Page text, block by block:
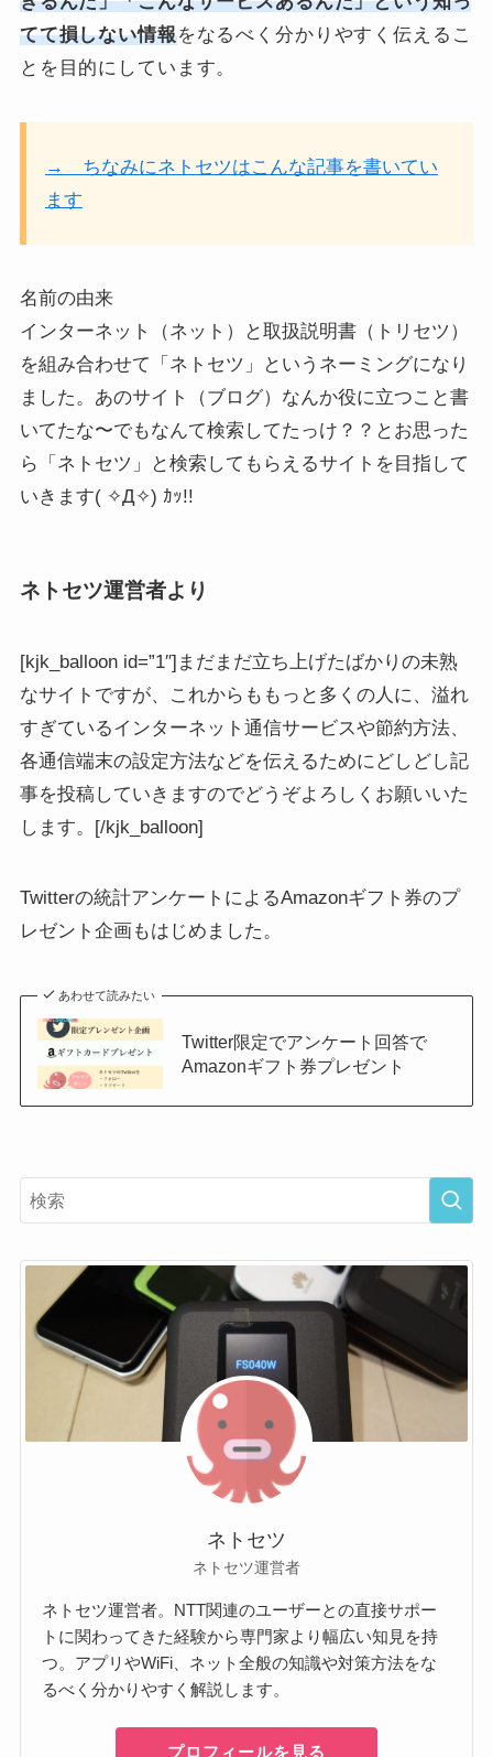
てて損しない情報をなるべく分かりやすく伝えるこ
とを目的にしています。
→ ちなみにネトセツはこんな記事を書いてい
ます
名前の由来
インターネット（ネット）と取扱説明書（トリセツ）
を組み合わせて「ネトセツ」というネーミングになり
ました。あのサイト（ブログ）なんか役に立つこと書
いてたな〜でもなんて検索してたっけ？？とお思った
ら「ネトセツ」と検索してもらえるサイトを目指して
いきます( ✧Д✧) ｶｯ!!
ネトセツ運営者より
[kjk_balloon id=”1″]まだまだ立ち上げたばかりの未熟
なサイトですが、これからももっと多くの人に、溢れ
すぎているインターネット通信サービスや節約方法、
各通信端末の設定方法などを伝えるためにどしどし記
事を投稿していきますのでどうぞよろしくお願いいた
します。[/kjk_balloon]
Twitterの統計アンケートによるAmazonギフト券のプ
レゼント企画もはじめました。
あわせて読みたい
Twitter限定でアンケート回答で
Amazonギフト券プレゼント
ネトセツ
ネトセツ運営者
ネトセツ運営者。NTT関連のユーザーとの直接サポー
トに関わってきた経験から専門家より幅広い知見を持
つ。アプリやWiFi、ネット全般の知識や対策方法をな
るべく分かりやすく解説します。
プロフィールを見る